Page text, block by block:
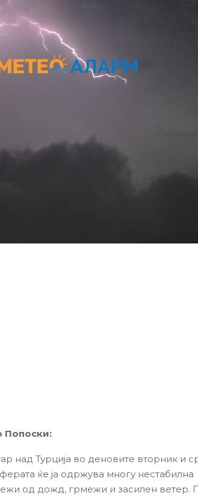
Попоски:
над Турција во деновите вторник и
ќе ја одржува многу нестабилна
од дожд, грмежи и засилен ветер.